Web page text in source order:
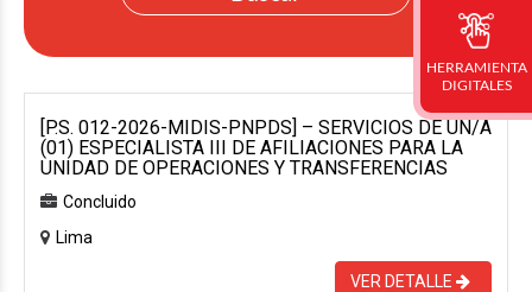
[P.S. 012-2026-MIDIS-PNPDS] – SERVICIOS DE UN/A
(01) ESPECIALISTA III DE AFILIACIONES PARA LA
UNIDAD DE OPERACIONES Y TRANSFERENCIAS
Concluido
Lima
VER DETALLE
HERRAMIENTA
DIGITALES